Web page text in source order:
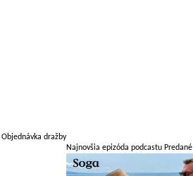
Objednávka dražby
Najnovšia epizóda podcastu Predané